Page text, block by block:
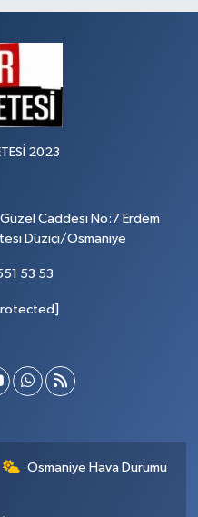
2023
Caddesi No:7 Erdem
Düziçi/Osmaniye
53 53
Osmaniye Hava Durumu